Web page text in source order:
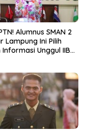
Alumnus SMAN 2
Lampung Ini Pilih
Informasi Unggul IIB